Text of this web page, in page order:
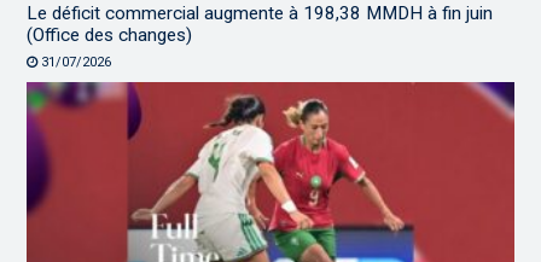
Le déficit commercial augmente à 198,38 MMDH à fin juin
(Office des changes)
31/07/2026